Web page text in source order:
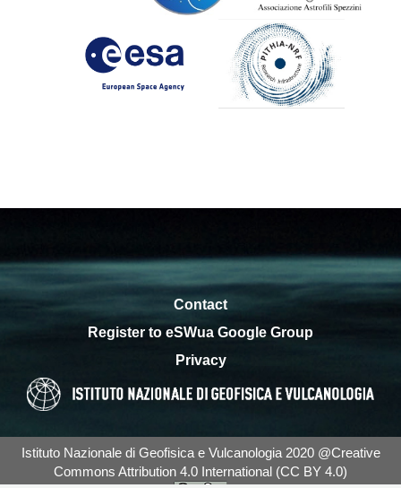
Contact
Register to eSWua Google Group
Privacy
Istituto Nazionale di Geofisica e Vulcanologia 2020 @Creative
Commons Attribution 4.0 International (CC BY 4.0)